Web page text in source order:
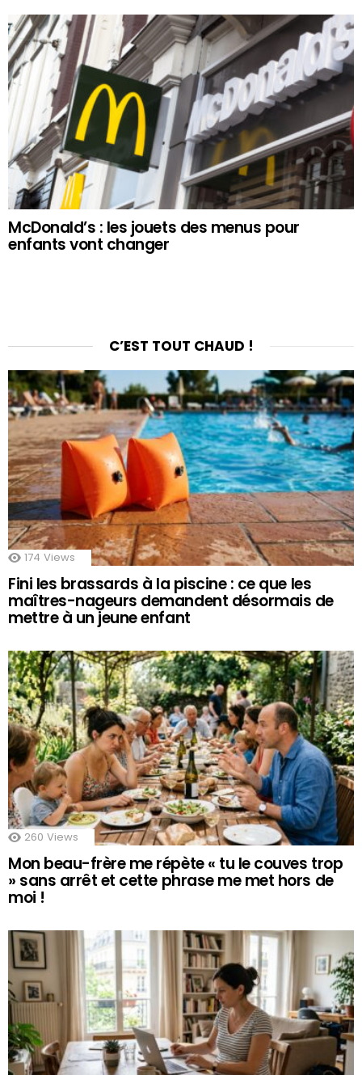
McDonald’s : les jouets des menus pour
enfants vont changer
C’EST TOUT CHAUD !
174 Views
Fini les brassards à la piscine : ce que les
maîtres-nageurs demandent désormais de
mettre à un jeune enfant
260 Views
Mon beau-frère me répète « tu le couves trop
» sans arrêt et cette phrase me met hors de
moi !